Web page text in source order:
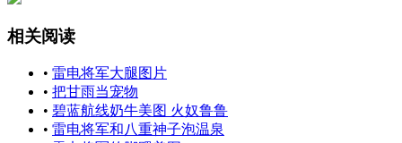
相关阅读
• 雷电将军大腿图片
• 把甘雨当宠物
• 碧蓝航线奶牛美图 火奴鲁鲁
• 雷电将军和八重神子泡温泉